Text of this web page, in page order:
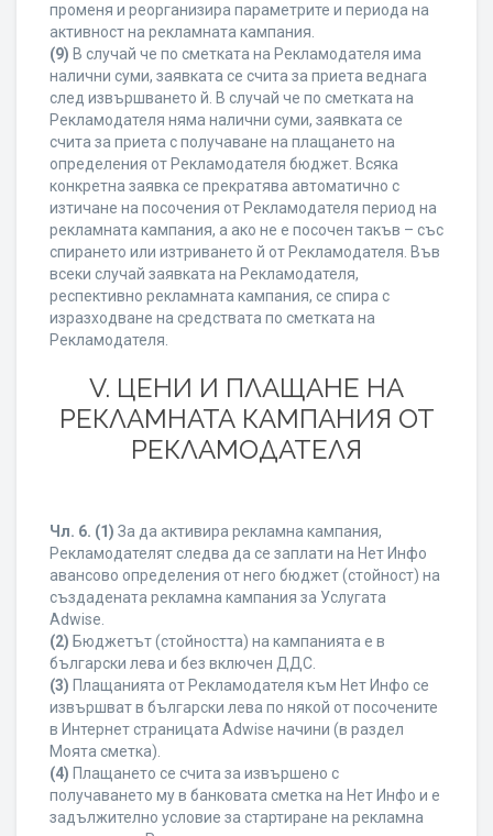
променя и реорганизира параметрите и периода на
активност на рекламната кампания.
(9) В случай че по сметката на Рекламодателя има
налични суми, заявката се счита за приета веднага
след извършването й. В случай че по сметката на
Рекламодателя няма налични суми, заявката се
счита за приета с получаване на плащането на
определения от Рекламодателя бюджет. Всяка
конкретна заявка се прекратява автоматично с
изтичане на посочения от Рекламодателя период на
рекламната кампания, а ако не е посочен такъв – със
спирането или изтриването й от Рекламодателя. Във
всеки случай заявката на Рекламодателя,
респективно рекламната кампания, се спира с
изразходване на средствата по сметката на
Рекламодателя.
V. ЦЕНИ И ПЛАЩАНЕ НА
РЕКЛАМНАТА КАМПАНИЯ ОТ
РЕКЛАМОДАТЕЛЯ
Чл. 6. (1) За да активира рекламна кампания,
Рекламодателят следва да се заплати на Нет Инфо
авансово определения от него бюджет (стойност) на
създадената рекламна кампания за Услугата
Adwise.
(2) Бюджетът (стойността) на кампанията е в
български лева и без включен ДДС.
(3) Плащанията от Рекламодателя към Нет Инфо се
извършват в български лева по някой от посочените
в Интернет страницата Adwise начини (в раздел
Моята сметка).
(4) Плащането се счита за извършено с
получаването му в банковата сметка на Нет Инфо и е
задължително условие за стартиране на рекламна